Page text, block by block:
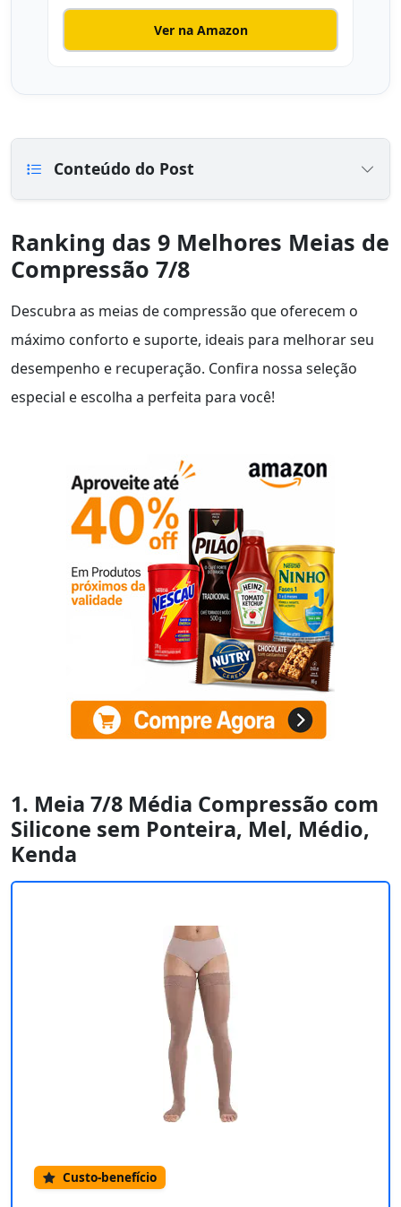
Ver na Amazon
Conteúdo do Post
Ranking das 9 Melhores Meias de
Compressão 7/8
Descubra as meias de compressão que oferecem o
máximo conforto e suporte, ideais para melhorar seu
desempenho e recuperação. Confira nossa seleção
especial e escolha a perfeita para você!
1. Meia 7/8 Média Compressão com
Silicone sem Ponteira, Mel, Médio,
Kenda
Custo-benefício